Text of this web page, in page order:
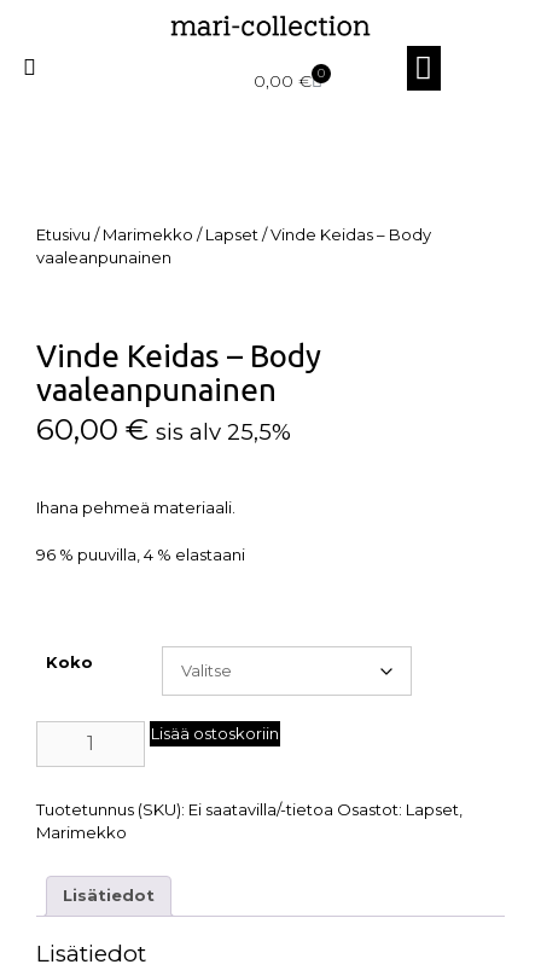
0,00 € 0
Etusivu /Marimekko /Lapset / Vinde Keidas – Body
vaaleanpunainen
Vinde Keidas – Body
vaaleanpunainen
60,00 € sis alv 25,5%
Ihana pehmeä materiaali.
96 % puuvilla, 4 % elastaani
Koko
Lisää ostoskoriin
Tuotetunnus (SKU): Ei saatavilla/-tietoa Osastot: Lapset
Marimekko
Lisätiedot
Lisätiedot